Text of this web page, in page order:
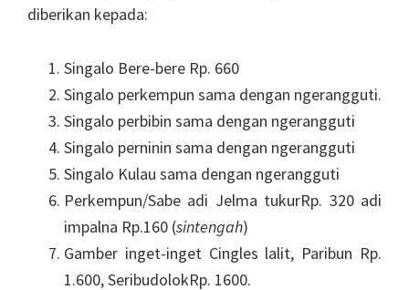
diberikan kepada:
Singalo Bere-bere Rp. 660
Singalo perkempun sama dengan ngerangguti.
Singalo perbibin sama dengan ngerangguti
Singalo perninin sama dengan ngerangguti
Singalo Kulau sama dengan ngerangguti
Perkempun/Sabe adi Jelma tukurRp. 320 adi
impalna Rp.160 (sintengah)
Gamber inget-inget Cingles lalit, Paribun Rp.
1.600, SeribudolokRp. 1600.